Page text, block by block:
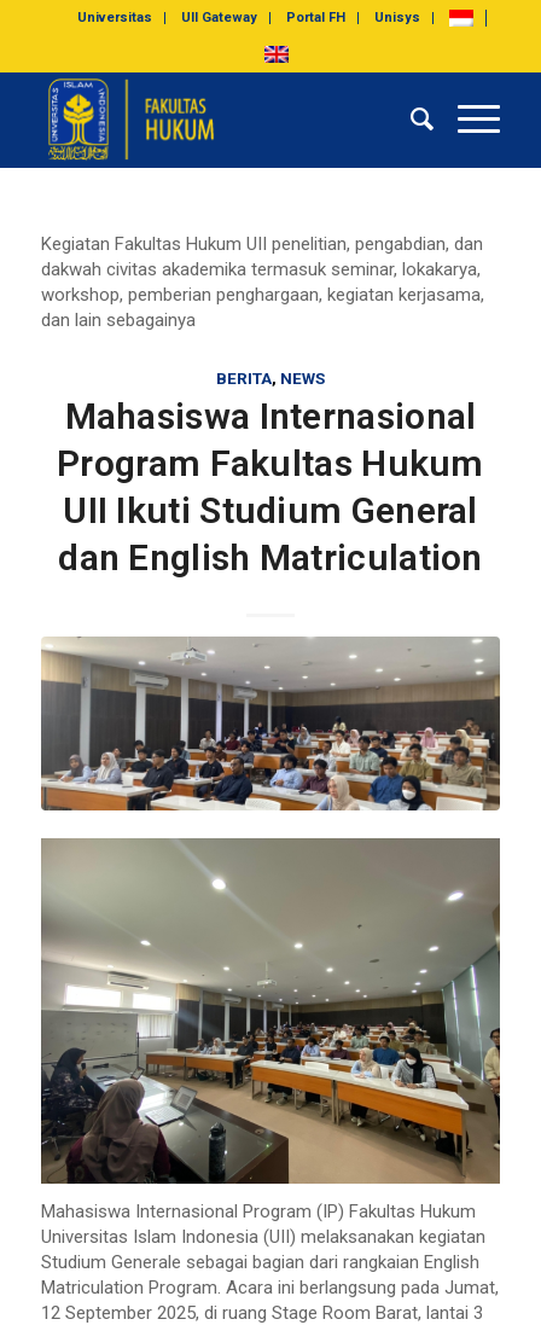
Universitas UII Gateway Portal FH Unisys
Kegiatan Fakultas Hukum UII penelitian, pengabdian, dan
dakwah civitas akademika termasuk seminar, lokakarya,
workshop, pemberian penghargaan, kegiatan kerjasama,
dan lain sebagainya
BERITA, NEWS
Mahasiswa Internasional
Program Fakultas Hukum
UII Ikuti Studium General
dan English Matriculation
Mahasiswa Internasional Program (IP) Fakultas Hukum
Universitas Islam Indonesia (UII) melaksanakan kegiatan
Studium Generale sebagai bagian dari rangkaian English
Matriculation Program . Acara ini berlangsung pada Jumat,
12 September 2025, di ruang Stage Room Barat, lantai 3